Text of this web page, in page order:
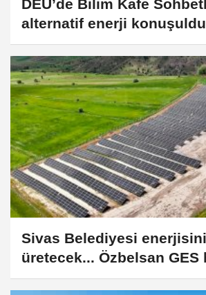
DEÜ’de Bilim Kafe
alternatif enerji konuşuldu
Sivas Belediyesi
üretecek... Özbelsan GES
girdi